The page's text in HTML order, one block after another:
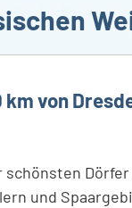
km von
schönsten
und